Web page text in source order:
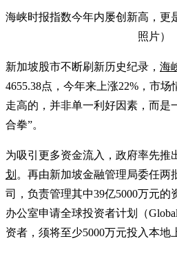
海峡时报指数今年内屡创新高，更
照片）
新加坡股市不断刷新历史纪录， 海
4655.38点，今年来上涨22%，市
走高的，并非单一利好因素，而是
合拳”。
为吸引更多资金流入，政府率先推
划 。再由新加坡金融管理局委任两
司，负责管理其中39亿5000万元
办公室申请全球投资者计划（
资者，须将至少5000万元投入本地